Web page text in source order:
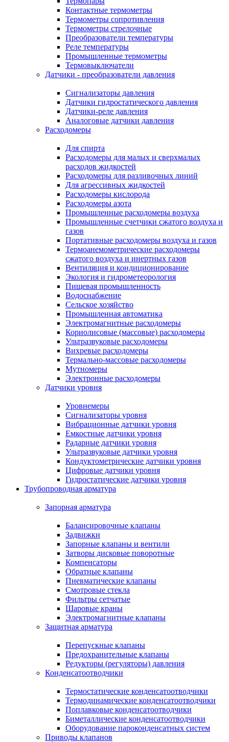
Контактные термометры
Термометры сопротивления
Термометры стрелочные
Преобразователи температуры
Реле температуры
Промышленные термометры
Термовыключатели
Датчики - преобразователи давления
Сигнализаторы давления
Датчики гидростатического давления
Датчики-реле давления
Аналоговые датчики давления
Расходомеры
Для спирта
Расходомеры для малых и сверхмалых
расходов жидкостей
Расходомеры для разливочных линий
Для агрессивных жидкостей
Расходомеры кислорода
Расходомеры азота
Промышленные расходомеры воздуха
Промышленные счетчики сжатого воздуха и
газов
Портативные расходомеры воздуха и газов
Термоанемометрические расходомеры
сжатого воздуха и инертных газов
Вентиляция и кондиционирование
Экология и гидрометеорология
Пищевая промышленность
Водоснабжение
Сельское хозяйство
Промышленная автоматика
Электромагнитные расходомеры
Кориолисовые (массовые) расходомеры
Ультразвуковые расходомеры
Вихревые расходомеры
Термально-массовые расходомеры
Мутномеры
Электронные расходомеры
Датчики уровня
Уровнемеры
Сигнализаторы уровня
Вибрационные датчики уровня
Емкостные датчики уровня
Радарные датчики уровня
Ультразвуковые датчики уровня
Кондуктометрические датчики уровня
Цифровые датчики уровня
Гидростатические датчики уровня
Трубопроводная арматура
Запорная арматура
Балансировочные клапаны
Задвижки
Запорные клапаны и вентили
Затворы дисковые поворотные
Компенсаторы
Обратные клапаны
Пневматические клапаны
Смотровые стекла
Фильтры сетчатые
Шаровые краны
Электромагнитные клапаны
Защитная арматура
Перепускные клапаны
Предохранительные клапаны
Редукторы (регуляторы) давления
Конденсатоотводчики
Термостатические конденсатоотводчики
Термодинамические конденсатоотводчики
Поплавковые конденсатоотводчики
Биметаллические конденсатоотводчики
Оборудование пароконденсатных систем
Приводы клапанов